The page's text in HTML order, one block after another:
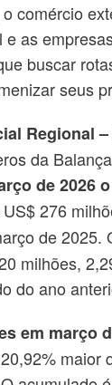
comércio
e as
buscar
seus
Regional –
da
de 2026
276
de 2025.
milhões,
do ano
em março
maior